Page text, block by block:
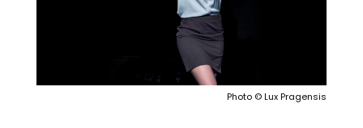
Photo © Lux Pragensis